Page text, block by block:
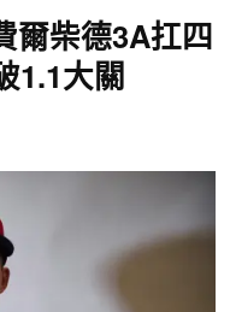
爾柴德3A扛四
1.1大關